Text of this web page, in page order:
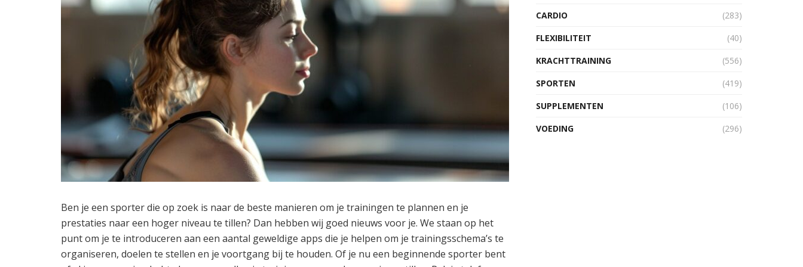
Ben je een sporter die op zoek is naar de beste manieren om je trainingen te plannen en je
prestaties naar een hoger niveau te tillen? Dan hebben wij goed nieuws voor je. We staan op het
punt om je te introduceren aan een aantal geweldige apps die je helpen om je trainingsschema’s te
organiseren, doelen te stellen en je voortgang bij te houden. Of je nu een beginnende sporter bent
CARDIO
(283)
FLEXIBILITEIT
(40)
KRACHTTRAINING
(556)
SPORTEN
(419)
SUPPLEMENTEN
(106)
VOEDING
(296)